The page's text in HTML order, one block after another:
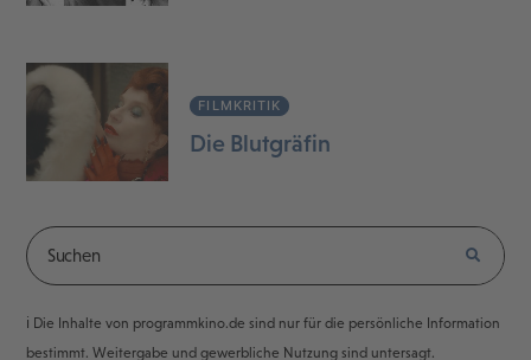
FILMKRITIK
Die Blutgräfin
ℹ️ Die Inhalte von programmkino.de sind nur für die persönliche Information
bestimmt. Weitergabe und gewerbliche Nutzung sind untersagt.